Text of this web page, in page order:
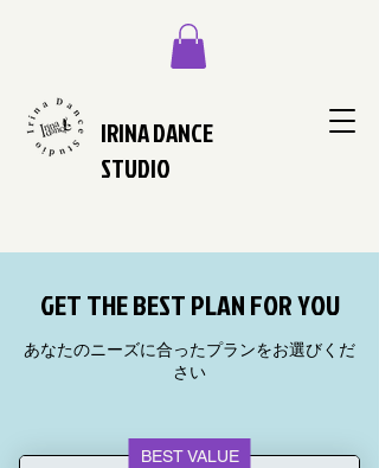
IRINA DANCE
STUDIO
GET THE BEST PLAN FOR YOU
あなたのニーズに合ったプランをお選びくだ
さい
BEST VALUE